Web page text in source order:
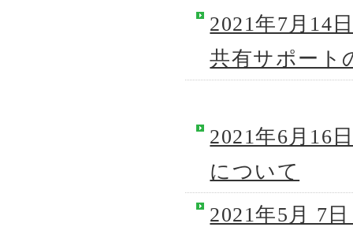
2021年7月14
共有サポート
2021年6月16
について
2021年5月 7